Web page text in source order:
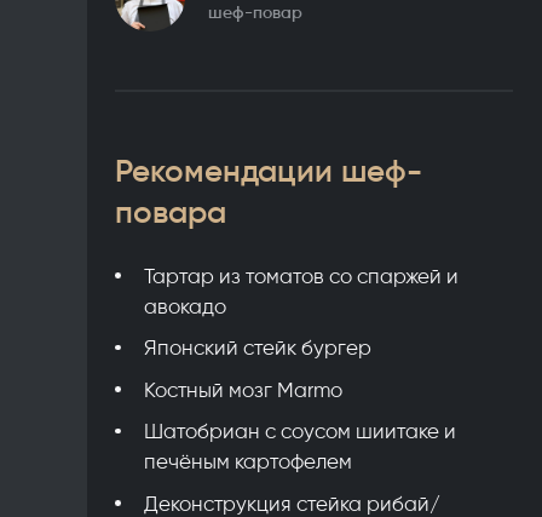
шеф-повар
Рекомендации шеф-
повара
Тартар из томатов со спаржей и
авокадо
Японский стейк бургер
Костный мозг Marmo
Шатобриан с соусом шиитаке и
печёным картофелем
Деконструкция стейка рибай/